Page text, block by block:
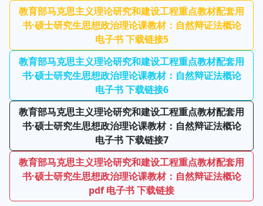
教育部马克思主义理论研究和建设工程重点教材配套用
书·硕士研究生思想政治理论课教材：自然辩证法概论
电子书 下载链接5
教育部马克思主义理论研究和建设工程重点教材配套用
书·硕士研究生思想政治理论课教材：自然辩证法概论
电子书 下载链接6
教育部马克思主义理论研究和建设工程重点教材配套用
书·硕士研究生思想政治理论课教材：自然辩证法概论
电子书 下载链接7
教育部马克思主义理论研究和建设工程重点教材配套用
书·硕士研究生思想政治理论课教材：自然辩证法概论
pdf 电子书 下载链接